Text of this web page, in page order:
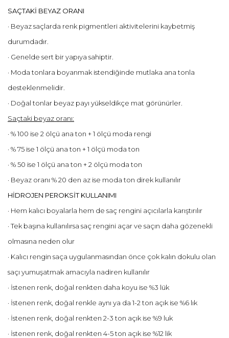
SAÇTAKİ BEYAZ ORANI
· Beyaz saçlarda renk pigmentleri aktivitelerini kaybetmiş
durumdadır.
· Genelde sert bir yapıya sahiptir.
· Moda tonlara boyanmak istendiğinde mutlaka ana tonla
desteklenmelidir.
· Doğal tonlar beyaz payı yükseldikçe mat görünürler.
Saçtaki beyaz oranı:
· % 100 ise 2 ölçü ana ton + 1 ölçü moda rengi
· % 75 ise 1 ölçü ana ton + 1 ölçü moda ton
· % 50 ise 1 ölçü ana ton + 2 ölçü moda ton
· Beyaz oranı % 20 den az ise moda ton direk kullanılır
HİDROJEN PEROKSİT KULLANIMI
· Hem kalıcı boyalarla hem de saç rengini açıcılarla karıştırılır
· Tek başına kullanılırsa saç rengini açar ve saçın daha gözenekli
olmasına neden olur
· Kalıcı rengin saça uygulanmasından önce çok kalın dokulu olan
saçı yumuşatmak amacıyla nadiren kullanılır
· İstenen renk, doğal renkten daha koyu ise %3 lük
· İstenen renk, doğal renkle aynı ya da 1-2 ton açık ise %6 lık
· İstenen renk, doğal renkten 2-3 ton açık ise %9 luk
· İstenen renk, doğal renkten 4-5 ton açık ise %12 lik